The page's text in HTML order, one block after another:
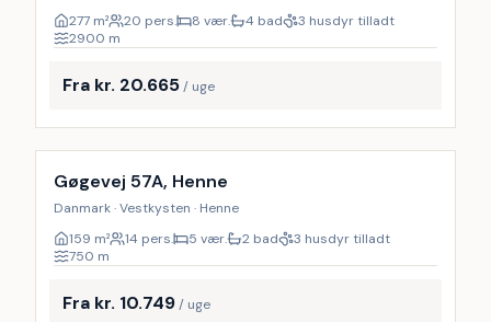
277 m² 20 pers. 8 vær. 4 bad
3 husdyr tilladt
2900 m
Fra kr. 20.665/ uge
Inkl. rengøring
Gøgevej 57A, Henne
Danmark · Vestkysten · Henne
159 m² 14 pers. 5 vær. 2 bad
3 husdyr tilladt
750 m
Fra kr. 10.749/ uge